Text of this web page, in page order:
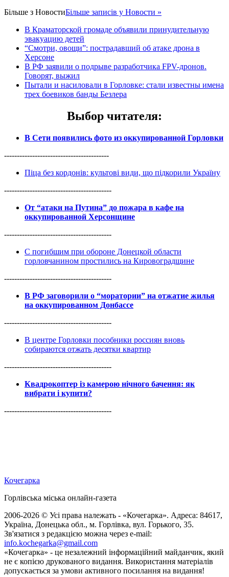
Більше з НовостиБільше записів у Новости »
В Краматорской громаде объявили принудительную
эвакуацию детей
“Смотри, овощи”: пострадавший об атаке дрона в
Херсоне
В РФ заявили о подрыве разработчика FPV-дронов.
Говорят, выжил
Пытали и насиловали в Горловке: стали известны имена
трех боевиков банды Безлера
Выбор читателя:
В Сети появились фото из оккупированной Горловки
-----------------------------------------
Піца без кордонів: культові види, що підкорили Україну
------------------------------------------
От “атаки на Путина” до пожара в кафе на
оккупированной Херсонщине
------------------------------------------
С погибшим при обороне Донецкой области
горловчанином простились на Кировоградщине
------------------------------------------
В РФ заговорили о “моратории” на отжатие жилья
на оккупированном Донбассе
------------------------------------------
В центре Горловки пособники россиян вновь
собираются отжать десятки квартир
------------------------------------------
Квадрокоптер із камерою нічного бачення: як
вибрати і купити?
------------------------------------------
Кочегарка
Горлівська міська онлайн-газета
2006-2026 © Усі права належать - «Кочегарка». Адреса: 84617,
Україна, Донецька обл., м. Горлівка, вул. Горького, 35.
Зв'язатися з редакцією можна через e-mail:
info.kochegarka@gmail.com
«Кочегарка» - це незалежний інформаційний майданчик, який
не є копією друкованого видання. Використання матеріалів
допускається за умови активного посилання на видання!